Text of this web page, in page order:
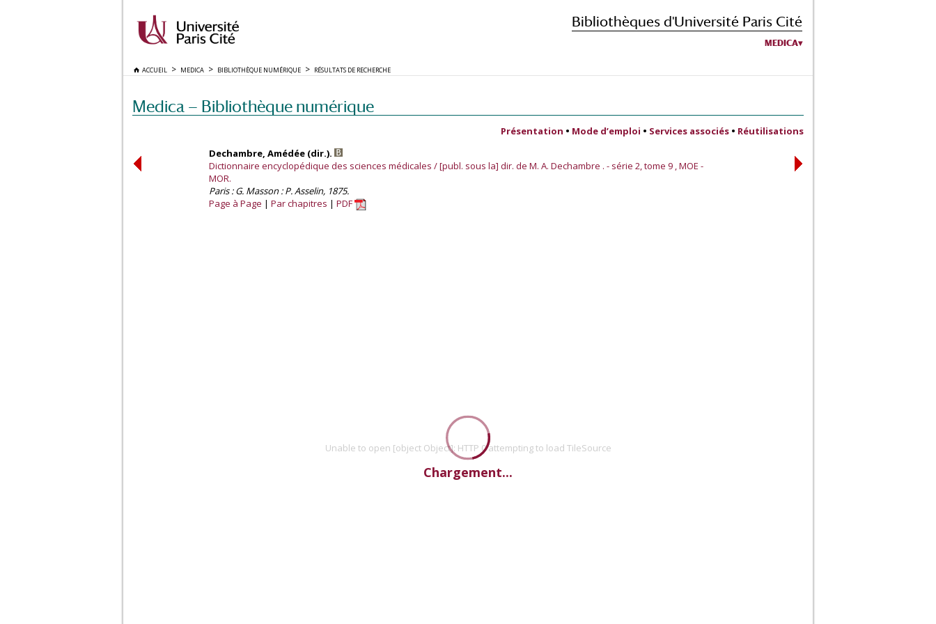
Bibliothèques d'Université Paris Cité
MEDICA
ACCUEIL MEDICA BIBLIOTHÈQUE NUMÉRIQUE RÉSULTATS DE RECHERCHE
Medica — Bibliothèque numérique
Présentation • Mode d’emploi • Services associés • Réutilisations
Dechambre, Amédée (dir.).
Dictionnaire encyclopédique des sciences médicales / [publ. sous la] dir. de M. A. Dechambre . - série 2, tome 9 , MOE -
MOR.
Paris : G. Masson : P. Asselin, 1875.
Page à Page
Par chapitres PDF
Unable to open [object Object]: HTTP 0 attempting to load TileSource
Chargement...